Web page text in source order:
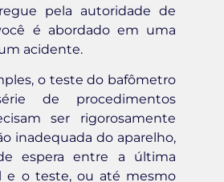
pela autoridade de
é abordado em uma
acidente.
o teste do bafômetro
de procedimentos
ser rigorosamente
inadequada do aparelho,
espera entre a última
e o teste, ou até mesmo